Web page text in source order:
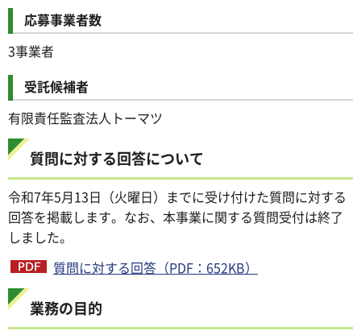
応募事業者数
3事業者
受託候補者
有限責任監査法人トーマツ
質問に対する回答について
令和7年5月13日（火曜日）までに受け付けた質問に対する
回答を掲載します。なお、本事業に関する質問受付は終了
しました。
質問に対する回答（PDF：652KB）
業務の目的